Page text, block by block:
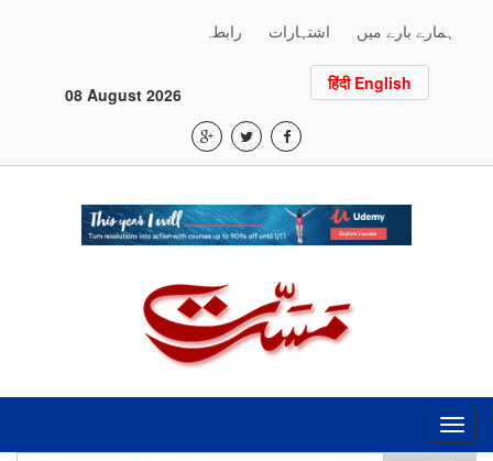
ہمارے بارے میں اشتہارات رابطہ
08 August 2026
हिंदी English
Toggle
navigation